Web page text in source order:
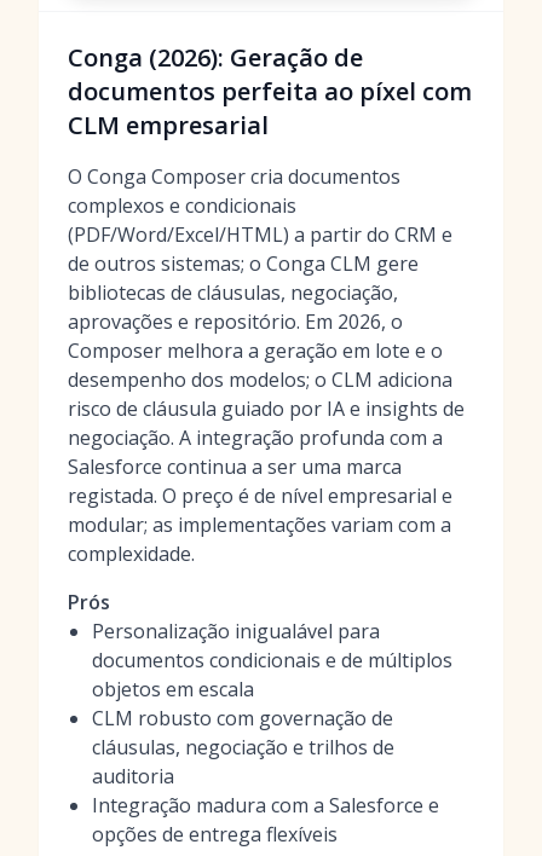
Conga (2026): Geração de
documentos perfeita ao píxel com
CLM empresarial
O Conga Composer cria documentos
complexos e condicionais
(PDF/Word/Excel/HTML) a partir do CRM e
de outros sistemas; o Conga CLM gere
bibliotecas de cláusulas, negociação,
aprovações e repositório. Em 2026, o
Composer melhora a geração em lote e o
desempenho dos modelos; o CLM adiciona
risco de cláusula guiado por IA e insights de
negociação. A integração profunda com a
Salesforce continua a ser uma marca
registada. O preço é de nível empresarial e
modular; as implementações variam com a
complexidade.
Prós
Personalização inigualável para
documentos condicionais e de múltiplos
objetos em escala
CLM robusto com governação de
cláusulas, negociação e trilhos de
auditoria
Integração madura com a Salesforce e
opções de entrega flexíveis